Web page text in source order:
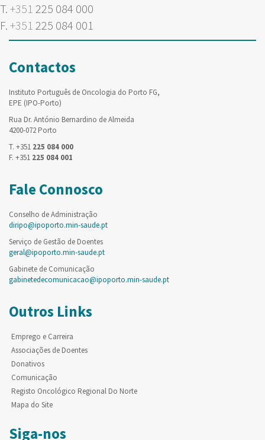
T. +351 225 084 000
F. +351 225 084 001
Contactos
Instituto Português de Oncologia do Porto FG,
EPE (IPO-Porto)
Rua Dr. António Bernardino de Almeida
4200-072 Porto
T. +351 225 084 000
F. +351 225 084 001
Fale Connosco
Conselho de Administração
diripo@ipoporto.min-saude.pt
Serviço de Gestão de Doentes
geral@ipoporto.min-saude.pt
Gabinete de Comunicação
gabinetedecomunicacao@ipoporto.min-saude.pt
Outros Links
Emprego e Carreira
Associações de Doentes
Donativos
Comunicação
Registo Oncológico Regional Do Norte
Mapa do Site
Siga-nos